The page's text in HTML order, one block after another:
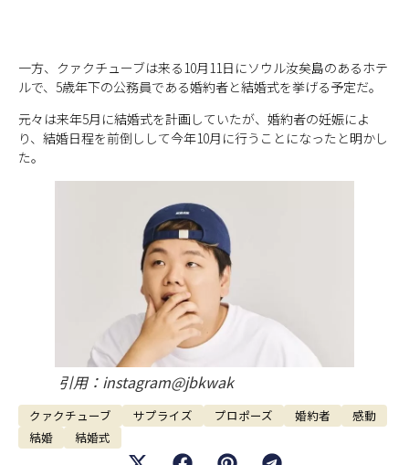
一方、クァクチューブは来る10月11日にソウル汝矣島のあるホテ
ルで、5歳年下の公務員である婚約者と結婚式を挙げる予定だ。
元々は来年5月に結婚式を計画していたが、婚約者の妊娠によ
り、結婚日程を前倒しして今年10月に行うことになったと明かし
た。
引用：instagram@jbkwak
クァクチューブ サプライズ プロポーズ 婚約者
感動
結婚
結婚式